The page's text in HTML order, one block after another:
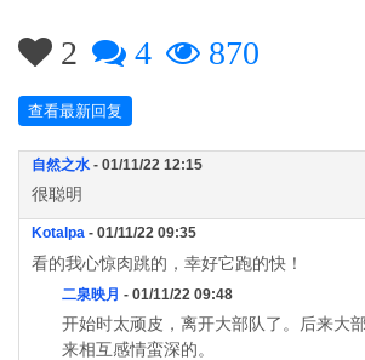
2 4 870
查看最新回复
自然之水 - 01/11/22 12:15
很聪明
Kotalpa - 01/11/22 09:35
看的我心惊肉跳的，幸好它跑的快！
二泉映月 - 01/11/22 09:48
开始时太顽皮，离开大部队了。后来大
来相互感情蛮深的。